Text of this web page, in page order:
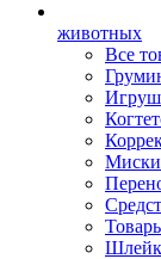
животных
Все
Миски